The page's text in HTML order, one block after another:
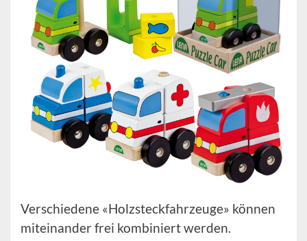
Verschiedene «Holzsteckfahrzeuge» können
miteinander frei kombiniert werden.